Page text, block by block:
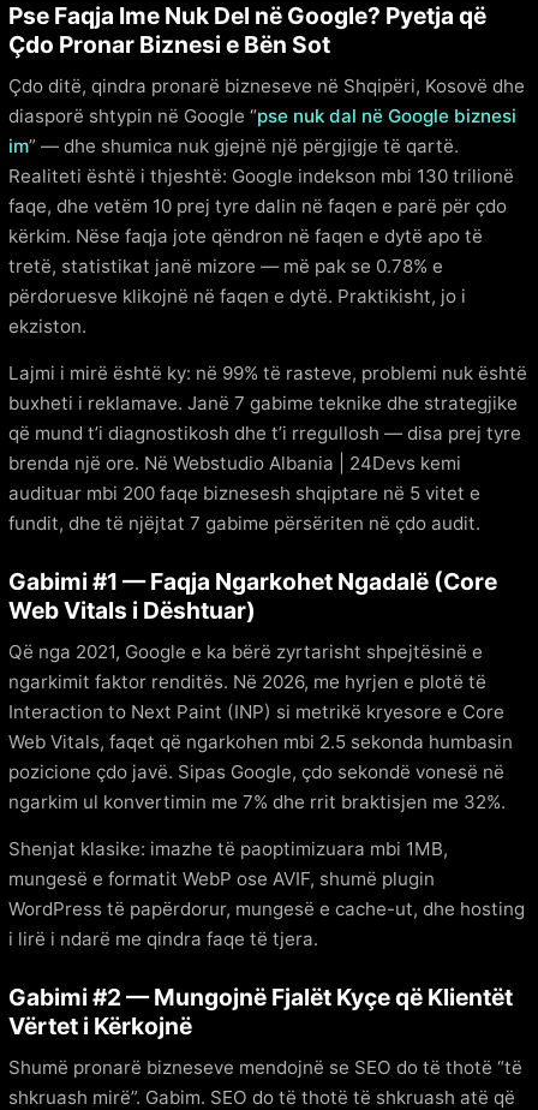
Pse Faqja Ime Nuk Del në Google? Pyetja që
Çdo Pronar Biznesi e Bën Sot
Çdo ditë, qindra pronarë bizneseve në Shqipëri, Kosovë dhe
diasporë shtypin në Google “pse nuk dal në Google biznesi
im” — dhe shumica nuk gjejnë një përgjigje të qartë.
Realiteti është i thjeshtë: Google indekson mbi 130 trilionë
faqe, dhe vetëm 10 prej tyre dalin në faqen e parë për çdo
kërkim. Nëse faqja jote qëndron në faqen e dytë apo të
tretë, statistikat janë mizore — më pak se 0.78% e
përdoruesve klikojnë në faqen e dytë. Praktikisht, jo i
ekziston.
Lajmi i mirë është ky: në 99% të rasteve, problemi nuk është
buxheti i reklamave. Janë 7 gabime teknike dhe strategjike
që mund t’i diagnostikosh dhe t’i rregullosh — disa prej tyre
brenda një ore. Në Webstudio Albania | 24Devs kemi
audituar mbi 200 faqe biznesesh shqiptare në 5 vitet e
fundit, dhe të njëjtat 7 gabime përsëriten në çdo audit.
Gabimi #1 — Faqja Ngarkohet Ngadalë (Core
Web Vitals i Dështuar)
Që nga 2021, Google e ka bërë zyrtarisht shpejtësinë e
ngarkimit faktor renditës. Në 2026, me hyrjen e plotë të
Interaction to Next Paint (INP) si metrikë kryesore e Core
Web Vitals, faqet që ngarkohen mbi 2.5 sekonda humbasin
pozicione çdo javë. Sipas Google, çdo sekondë vonesë në
ngarkim ul konvertimin me 7% dhe rrit braktisjen me 32%.
Shenjat klasike: imazhe të paoptimizuara mbi 1MB,
mungesë e formatit WebP ose AVIF, shumë plugin
WordPress të papërdorur, mungesë e cache-ut, dhe hosting
i lirë i ndarë me qindra faqe të tjera.
Gabimi #2 — Mungojnë Fjalët Kyçe që Klientët
Vërtet i Kërkojnë
Shumë pronarë bizneseve mendojnë se SEO do të thotë “të
shkruash mirë”. Gabim. SEO do të thotë të shkruash atë që